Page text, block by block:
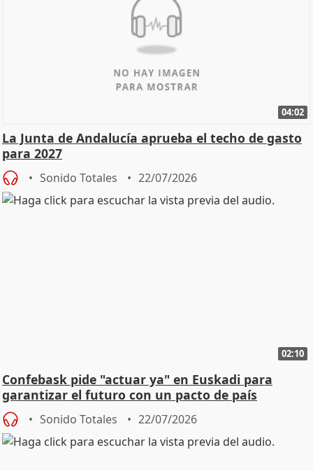
04:02
La Junta de Andalucía aprueba el techo de gasto
para 2027
Sonido Totales 22/07/2026
02:10
Confebask pide "actuar ya" en Euskadi para
garantizar el futuro con un pacto de país
Sonido Totales 22/07/2026